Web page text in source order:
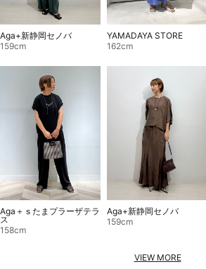
Aga+新静岡セノバ
159cm
YAMADAYA STORE
162cm
Aga＋ｓたまプラーザテラ
ス
158cm
Aga+新静岡セノバ
159cm
VIEW MORE